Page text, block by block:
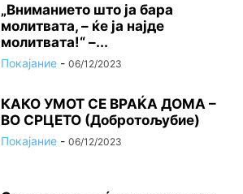
„Вниманието што jа бара
молитвата, – ќе jа најде
молитвата!“ –...
Покајание - 06/12/2023
КАКО УМОТ СЕ ВРАЌА ДОМА –
ВО СРЦЕТО (Добротољубие)
Покајание - 06/12/2023